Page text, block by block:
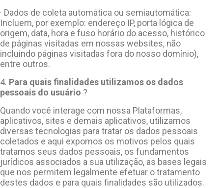
· Dados de coleta automática ou semiautomática:
Incluem, por exemplo: endereço IP, porta lógica de
origem, data, hora e fuso horário do acesso, histórico
de páginas visitadas em nossas websites, não
incluindo páginas visitadas fora do nosso domínio),
entre outros.
4. Para quais finalidades utilizamos os dados
pessoais do usuário ?
Quando você interage com nossa Plataformas,
aplicativos, sites e demais aplicativos, utilizamos
diversas tecnologias para tratar os dados pessoais
coletados e aqui expomos os motivos pelos quais
tratamos seus dados pessoais, os fundamentos
jurídicos associados a sua utilização, as bases legais
que nos permitem legalmente efetuar o tratamento
destes dados e para quais finalidades são utilizados.